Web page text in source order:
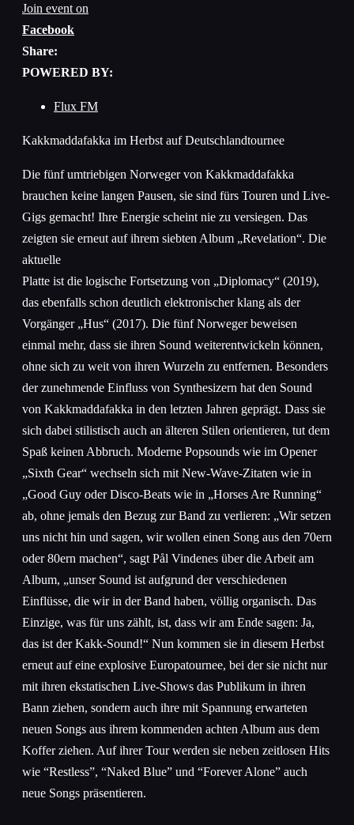
Join event on
Facebook
Share:
POWERED BY:
Flux FM
Kakkmaddafakka im Herbst auf Deutschlandtournee
Die fünf umtriebigen Norweger von Kakkmaddafakka
brauchen keine langen Pausen, sie sind fürs Touren und Live-
Gigs gemacht! Ihre Energie scheint nie zu versiegen. Das
zeigten sie erneut auf ihrem siebten Album „Revelation“. Die
aktuelle
Platte ist die logische Fortsetzung von „Diplomacy“ (2019),
das ebenfalls schon deutlich elektronischer klang als der
Vorgänger „Hus“ (2017). Die fünf Norweger beweisen
einmal mehr, dass sie ihren Sound weiterentwickeln können,
ohne sich zu weit von ihren Wurzeln zu entfernen. Besonders
der zunehmende Einfluss von Synthesizern hat den Sound
von Kakkmaddafakka in den letzten Jahren geprägt. Dass sie
sich dabei stilistisch auch an älteren Stilen orientieren, tut dem
Spaß keinen Abbruch. Moderne Popsounds wie im Opener
„Sixth Gear“ wechseln sich mit New-Wave-Zitaten wie in
„Good Guy oder Disco-Beats wie in „Horses Are Running“
ab, ohne jemals den Bezug zur Band zu verlieren: „Wir setzen
uns nicht hin und sagen, wir wollen einen Song aus den 70ern
oder 80ern machen“, sagt Pål Vindenes über die Arbeit am
Album, „unser Sound ist aufgrund der verschiedenen
Einflüsse, die wir in der Band haben, völlig organisch. Das
Einzige, was für uns zählt, ist, dass wir am Ende sagen: Ja,
das ist der Kakk-Sound!“ Nun kommen sie in diesem Herbst
erneut auf eine explosive Europatournee, bei der sie nicht nur
mit ihren ekstatischen Live-Shows das Publikum in ihren
Bann ziehen, sondern auch ihre mit Spannung erwarteten
neuen Songs aus ihrem kommenden achten Album aus dem
Koffer ziehen. Auf ihrer Tour werden sie neben zeitlosen Hits
wie “Restless”, “Naked Blue” und “Forever Alone” auch
neue Songs präsentieren.